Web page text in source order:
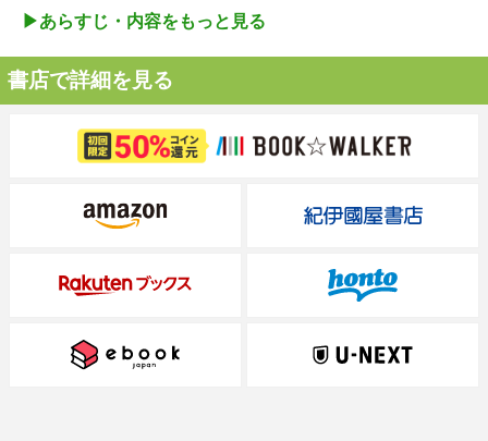
▶︎あらすじ・内容をもっと見る
書店で詳細を見る